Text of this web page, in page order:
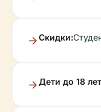
Скидки:
Дети до 18